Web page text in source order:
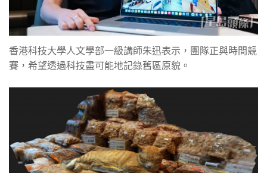
香港科技大學人文學部一級講師朱迅表示，團隊正與時間競
賽，希望透過科技盡可能地記錄舊區原貌。